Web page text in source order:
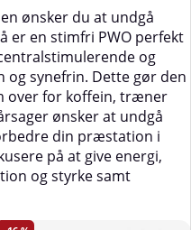
ønsker du at undgå
er en stimfri PWO perfekt
og
og synefrin. Dette gør den
over for koffein, træner
ønsker at undgå
din præstation i
på at give energi,
og styrke samt